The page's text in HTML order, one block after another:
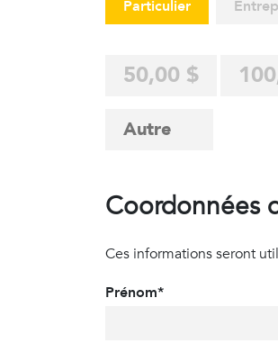
Particulier
50,00 $
Coordonnées
Ces informations seront
Prénom*